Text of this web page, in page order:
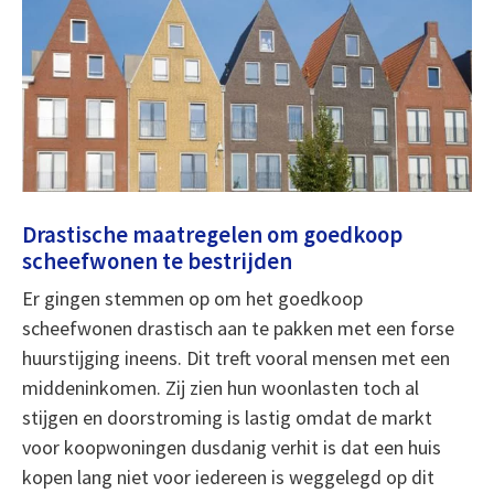
Drastische maatregelen om goedkoop
scheefwonen te bestrijden
Er gingen stemmen op om het goedkoop
scheefwonen drastisch aan te pakken met een forse
huurstijging ineens. Dit treft vooral mensen met een
middeninkomen. Zij zien hun woonlasten toch al
stijgen en doorstroming is lastig omdat de markt
voor koopwoningen dusdanig verhit is dat een huis
kopen lang niet voor iedereen is weggelegd op dit